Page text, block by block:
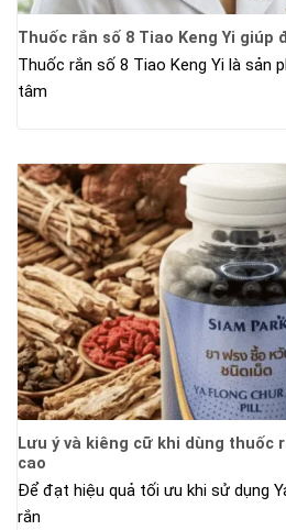
Thuốc rắn số 8 Tiao Keng Yi giúp
Thuốc rắn số 8 Tiao Keng Yi là sản
tâm
Lưu ý và kiêng cữ khi dùng thuốc
cao
Để đạt hiệu quả tối ưu khi sử dụng
rắn